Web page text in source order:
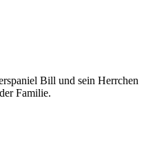
Bill und sein Herrchen
Familie.